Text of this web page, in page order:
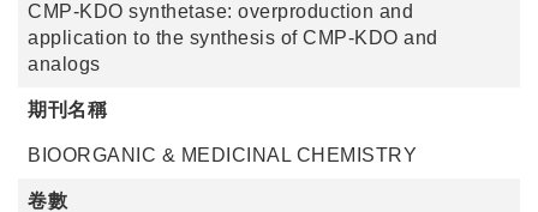
CMP-KDO synthetase: overproduction and
application to the synthesis of CMP-KDO and
analogs
期刊名稱
BIOORGANIC & MEDICINAL CHEMISTRY
卷數